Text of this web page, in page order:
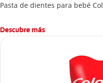
Pasta de dientes para bebé
Descubre más